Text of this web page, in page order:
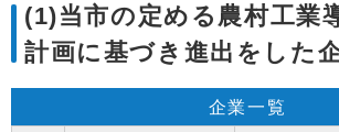
(1)当市の定める農村工業
計画に基づき進出をした
企業一覧